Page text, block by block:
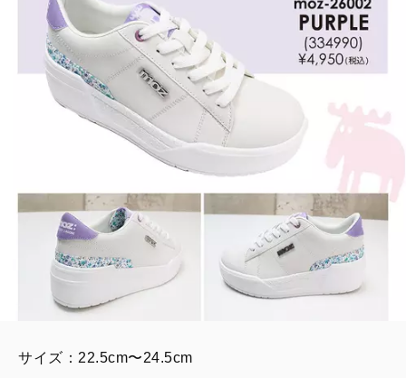
サイズ：22.5cm〜24.5cm